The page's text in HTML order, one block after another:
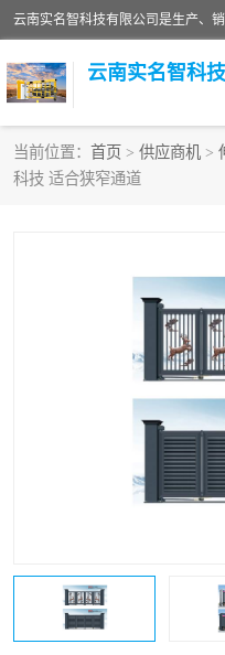
云南实名智科
当前位置： 首页 > 供应商机 >
科技 适合狭窄通道
车牌识别门系列